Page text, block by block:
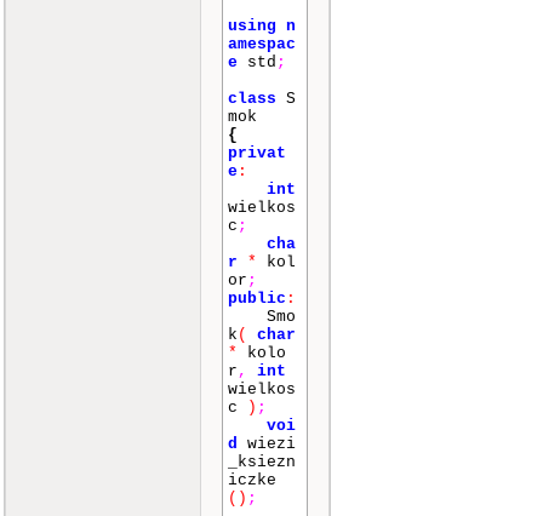
using n
amespac
e std ;
class S
mok
{
privat
e :
int
wielkos
c ;
cha
r
*
kol
or ;
public :
Smo
k (
char
*
kolo
r ,
int
wielkos
c
) ;
voi
d wiezi
_ksiezn
iczke
() ;